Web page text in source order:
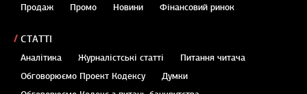
Продаж
Промо Новини Фінансовий ринок
СТАТТІ
Аналітика Журналістські статті
Питання читача
Обговорюємо Проект Кодексу
Думки